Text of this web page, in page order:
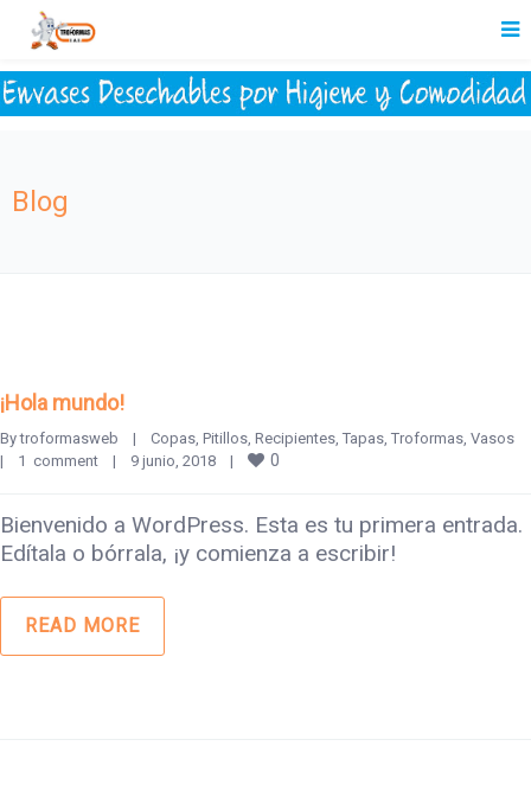
Blog
¡Hola mundo!
By troformasweb | Copas, Pitillos, Recipientes, Tapas, Troformas, Vasos
|
1  comment | 9 junio, 2018 | 0
Bienvenido a WordPress. Esta es tu primera entrada.
Edítala o bórrala, ¡y comienza a escribir!
READ MORE